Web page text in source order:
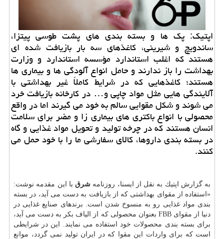
اپتیك: پك ها و بسته بندی های پشت طوسی پیتزا،
ساندویچ و شیرینی، كاغذهای سه بار بازیافت شده ای
هستند كه اغلب استاندارد مؤسسه استاندارد و وزارت
بهداشت را باز ندارند و حامل انواع آلودگی ها و بیماری ها
هستند؛ كاغذهایی كه در شرایط كاملاً غیر بهداشتی با
آلایندگی هایی مثل مواد چاپی و… در كارخانه بازیافت خرد
می شوند و شكل مقوایی سالم به خود می گیرند اما در واقع
محصولی با انواع باكتری های بیماری زا و مضر برای سلامت
انسان هستند كه در چرخه تولید و تحویل مواد غذایی و گاه
در بسته بندی داروها، كالای سفارشی ما را با خود حمل می
كنند.
به گزارش اپتیك به نقل از ایسنا، روزنامه شرق با این مقدمه نوشت:
«استفاده از مقوای بهداشتی كه از بازیافت به دست می آید، در بسته
بندی مواد غذایی رو به منسوخ شدن است. برندهای صنایع غذایی در
دنیا از مقوای FBB بعنوان محصولی كه از الیاف بكر به دست می آید،
برای بسته بندی محصولات خود استفاده می نمایند. این در شرایطی
است كه برای واردات این مقوا كه در ایران تولید نمی گردد، موانع